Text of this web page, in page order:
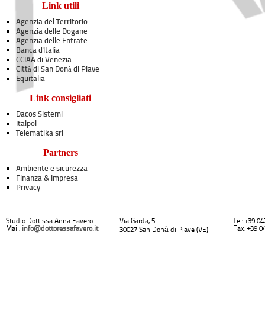
Link utili
Agenzia del Territorio
Agenzia delle Dogane
Agenzia delle Entrate
Banca d'Italia
CCIAA di Venezia
Città di San Donà di Piave
Equitalia
Link consigliati
Dacos Sistemi
Italpol
Telematika srl
Partners
Ambiente e sicurezza
Finanza & Impresa
Privacy
Studio Dott.ssa Anna Favero
Mail: info@dottoressafavero.it
Via Garda, 5
30027 San Donà di Piave (VE)
Tel: +39
Fax: +39